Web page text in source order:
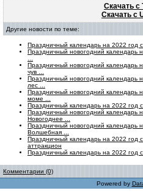
Скачать с
Скачать с
Другие новости по теме:
Праздничный календарь на 2022 год
Праздничный новогодний календарь
Праздничный новогодний календарь
чув ...
Праздничный новогодний календарь
лес ...
Праздничный новогодний календарь
моме ...
Праздничный календарь на 2022 год
Праздничный новогодний календарь
Новогоднее ...
Праздничный новогодний календарь
Волшебная ...
Праздничный календарь на 2022 год
аттракцион
Праздничный календарь на 2022 год
Комментарии (0)
Powered by